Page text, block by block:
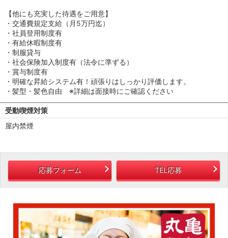
【他にも充実した待遇をご用意】
・交通費規定支給（月5万円迄）
・社員登用制度有
・有給休暇制度有
・制服貸与
・社会保険加入制度有（法令に準ずる）
・賞与制度有
・明確な昇給システム有！頑張りはしっかり評価します。
・髪型・髪色自由 ※詳細は面接時にご確認ください
受動喫煙対策
屋内禁煙
応募フォーム TEL応募